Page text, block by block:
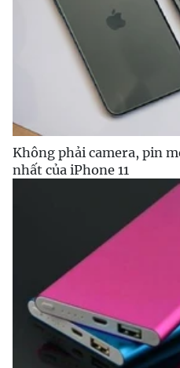
Không phải camera, pin
nhất của iPhone 11